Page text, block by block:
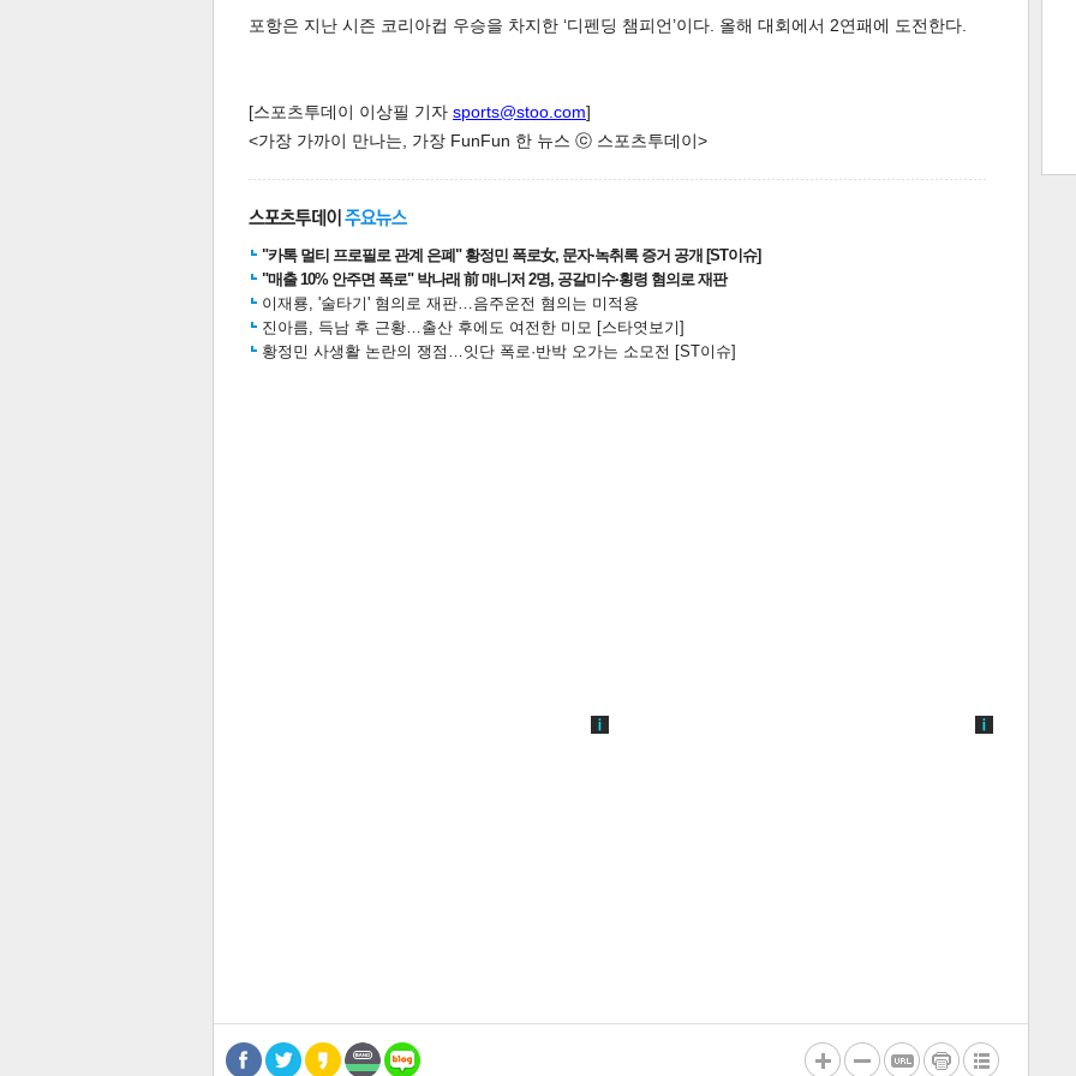
스북 터 공 공유 버블
달기
포항은 지난 시즌 코리아컵 우승을 차지한 ‘디펜딩 챔피언’이다. 올해 대회에서 2연패에 도전한다.
[스포츠투데이 이상필 기자 sports@stoo.com]
<가장 가까이 만나는, 가장 FunFun 한 뉴스 ⓒ 스포츠투데이>
"카톡 멀티 프로필로 관계 은폐" 황정민 폭로女, 문자·녹취록 증거 공개 [ST이슈]
"매출 10% 안주면 폭로" 박나래 前 매니저 2명, 공갈미수·횡령 혐의로 재판
이재룡, '술타기' 혐의로 재판…음주운전 혐의는 미적용
진아름, 득남 후 근황…출산 후에도 여전한 미모 [스타엿보기]
황정민 사생활 논란의 쟁점…잇단 폭로·반박 오가는 소모전 [ST이슈]